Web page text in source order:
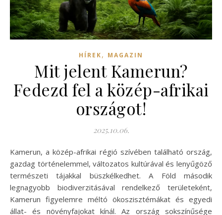
HÍREK, MAGAZIN
Mit jelent Kamerun?
Fedezd fel a közép-afrikai
országot!
2025.10.06.
Kamerun, a közép-afrikai régió szívében található ország,
gazdag történelemmel, változatos kultúrával és lenyűgöző
természeti tájakkal büszkélkedhet. A Föld második
legnagyobb biodiverzitásával rendelkező területeként,
Kamerun figyelemre méltó ökoszisztémákat és egyedi
állat- és növényfajokat kínál. Az ország sokszínűsége